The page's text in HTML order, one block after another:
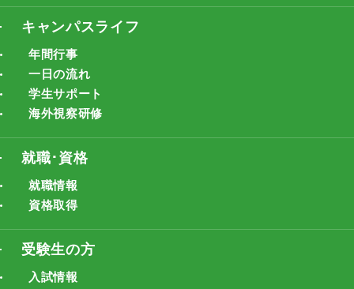
キャンパスライフ
年間行事
一日の流れ
学生サポート
海外視察研修
就職･資格
就職情報
資格取得
受験生の方
入試情報